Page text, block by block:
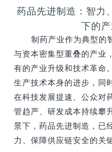
药品先进制造：智力
下的
制药产业作为典型的
与资本密集型重叠的产业
有的产业升级和技术革命
生产技术本身的进步，同
在科技发展提速、公众对
管趋严、研发成本持续攀
景下，药品先进制造，已
力、保障供应链安全的关